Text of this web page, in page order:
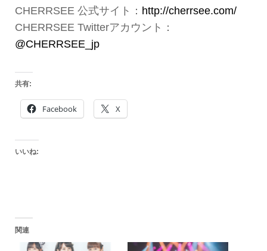
CHERRSEE 公式サイト： http://cherrsee.com/
CHERRSEE Twitterアカウント：
@CHERRSEE_jp
共有:
Facebook X
いいね:
関連